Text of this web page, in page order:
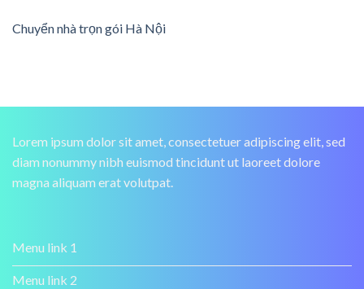
Chuyển nhà trọn gói Hà Nội
Lorem ipsum dolor sit amet, consectetuer adipiscing elit, sed
diam nonummy nibh euismod tincidunt ut laoreet dolore
magna aliquam erat volutpat.
Menu link 1
Menu link 2